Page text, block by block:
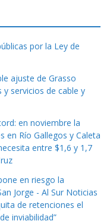
por la Ley de
ajuste de Grasso
servicios de cable y
en noviembre la
en Río Gallegos y Caleta
entre $1,6 y 1,7
en riesgo la
Jorge - Al Sur Noticias
de retenciones el
inviabilidad”